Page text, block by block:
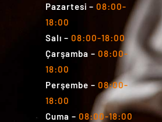
Pazartesi –08:00-
18:00
Salı –08:00-18:00
Çarşamba –08:00-
18:00
Perşembe –08:00-
18:00
Cuma –08:00-18:00